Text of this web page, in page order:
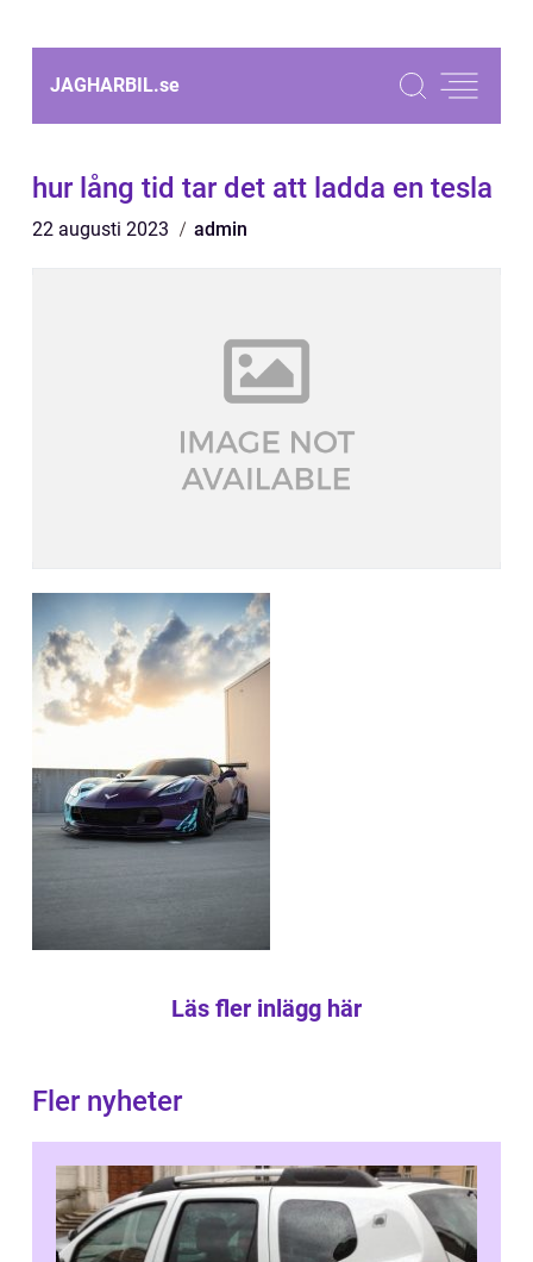
JAGHARBIL.se
hur lång tid tar det att ladda en tesla
22 augusti 2023 admin
Läs fler inlägg här
Fler nyheter